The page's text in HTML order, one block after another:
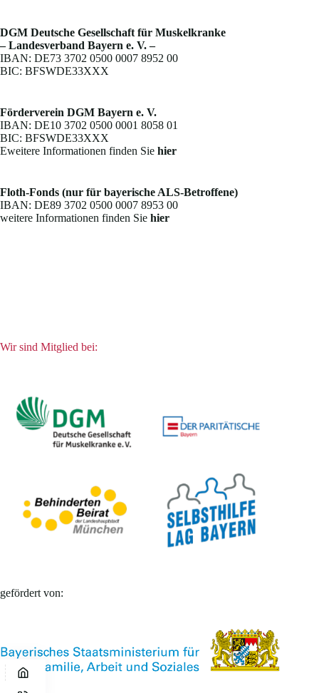
DGM Deutsche Gesellschaft für Muskelkranke
– Landesverband Bayern e. V. –
IBAN: DE73 3702 0500 0007 8952 00
BIC: BFSWDE33XXX
Förderverein DGM Bayern e. V.
IBAN: DE10 3702 0500 0001 8058 01
BIC: BFSWDE33XXX
Eweitere Informationen finden Sie hier
Floth-Fonds (nur für bayerische ALS-Betroffene)
IBAN: DE89 3702 0500 0007 8953 00
weitere Informationen finden Sie hier
Wir sind Mitglied bei:
gefördert von: